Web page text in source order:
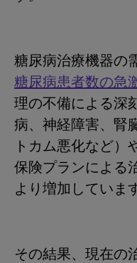
糖尿病治療機器の
糖尿病患者数の急
理の不備による深
病、神経障害、腎
トカム悪化など）
保険プランによる
より増加していま
その結果、現在の